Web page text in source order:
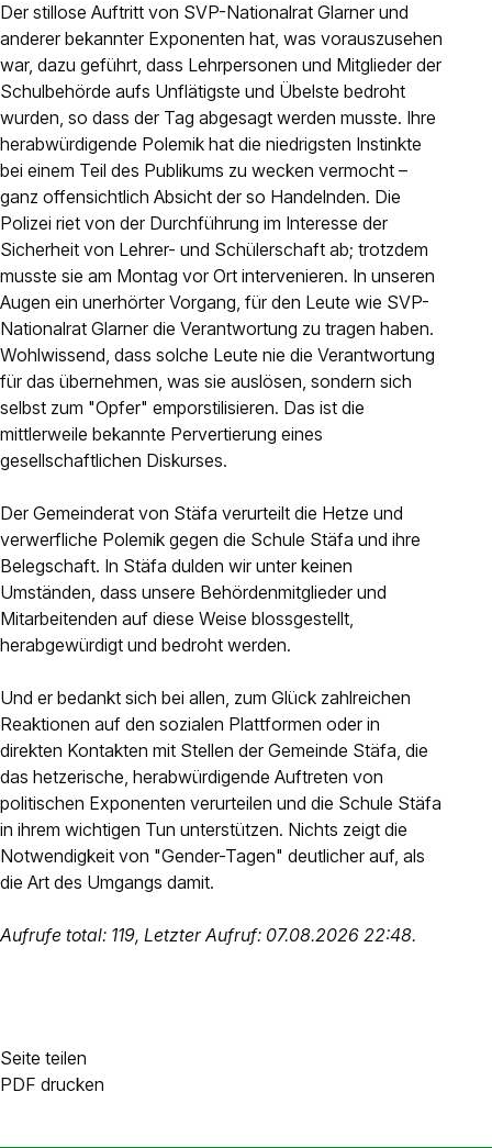
Der stillose Auftritt von SVP-Nationalrat Glarner und
anderer bekannter Exponenten hat, was vorauszusehen
war, dazu geführt, dass Lehrpersonen und Mitglieder der
Schulbehörde aufs Unflätigste und Übelste bedroht
wurden, so dass der Tag abgesagt werden musste. Ihre
herabwürdigende Polemik hat die niedrigsten Instinkte
bei einem Teil des Publikums zu wecken vermocht –
ganz offensichtlich Absicht der so Handelnden. Die
Polizei riet von der Durchführung im Interesse der
Sicherheit von Lehrer- und Schülerschaft ab; trotzdem
musste sie am Montag vor Ort intervenieren. In unseren
Augen ein unerhörter Vorgang, für den Leute wie SVP-
Nationalrat Glarner die Verantwortung zu tragen haben.
Wohlwissend, dass solche Leute nie die Verantwortung
für das übernehmen, was sie auslösen, sondern sich
selbst zum "Opfer" emporstilisieren. Das ist die
mittlerweile bekannte Pervertierung eines
gesellschaftlichen Diskurses.
Der Gemeinderat von Stäfa verurteilt die Hetze und
verwerfliche Polemik gegen die Schule Stäfa und ihre
Belegschaft. In Stäfa dulden wir unter keinen
Umständen, dass unsere Behördenmitglieder und
Mitarbeitenden auf diese Weise blossgestellt,
herabgewürdigt und bedroht werden.
Und er bedankt sich bei allen, zum Glück zahlreichen
Reaktionen auf den sozialen Plattformen oder in
direkten Kontakten mit Stellen der Gemeinde Stäfa, die
das hetzerische, herabwürdigende Auftreten von
politischen Exponenten verurteilen und die Schule Stäfa
in ihrem wichtigen Tun unterstützen. Nichts zeigt die
Notwendigkeit von "Gender-Tagen" deutlicher auf, als
die Art des Umgangs damit.
Aufrufe total: 119, Letzter Aufruf: 07.08.2026 22:48.
Seite teilen
PDF drucken